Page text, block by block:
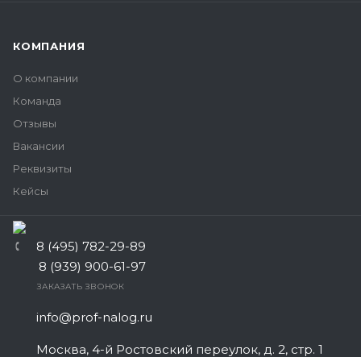
КОМПАНИЯ
О компании
Команда
Отзывы
Вакансии
Реквизиты
Кейсы
8 (495) 782-29-89
8 (939) 900-61-97
ЗАКАЗАТЬ ЗВОНОК
info@prof-nalog.ru
Москва, 4-й Ростовский переулок, д. 2, стр. 1